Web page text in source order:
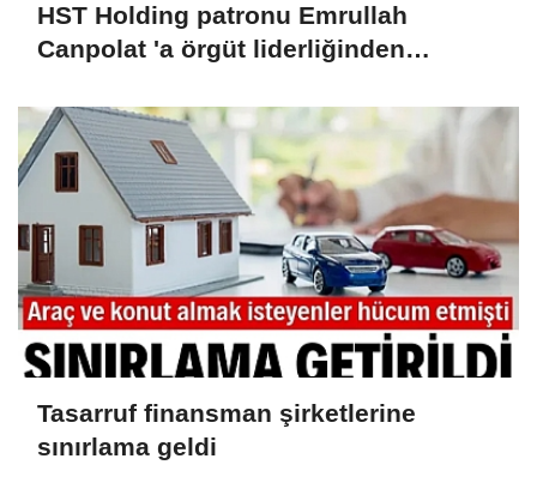
HST Holding patronu Emrullah
Canpolat 'a örgüt liderliğinden
malvarlığına el konuldu
Tasarruf finansman şirketlerine
sınırlama geldi